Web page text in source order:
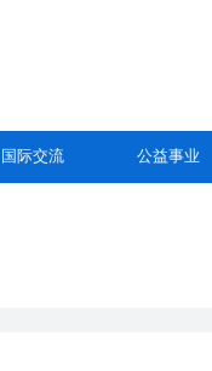
国际交流 公益事业